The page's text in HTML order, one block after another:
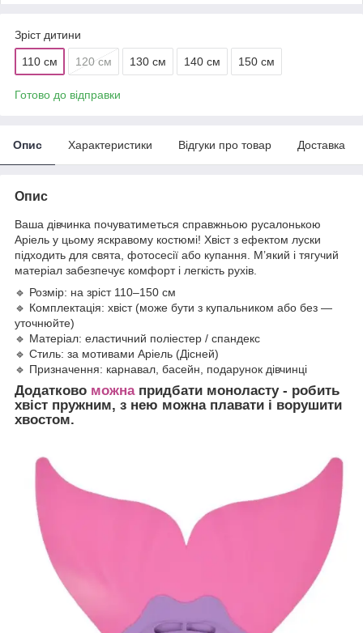
Зріст дитини
110 см 120 см 130 см 140 см 150 см
Готово до відправки
Опис Характеристики Відгуки про товар Доставка
Опис
Ваша дівчинка почуватиметься справжньою русалонькою
Аріель у цьому яскравому костюмі! Хвіст з ефектом луски
підходить для свята, фотосесії або купання. М’який і тягучий
матеріал забезпечує комфорт і легкість рухів.
🔹 Розмір: на зріст 110–150 см
🔹 Комплектація: хвіст (може бути з купальником або без —
уточнюйте)
🔹 Матеріал: еластичний поліестер / спандекс
🔹 Стиль: за мотивами Аріель (Дісней)
🔹 Призначення: карнавал, басейн, подарунок дівчинці
Додатково можна придбати моноласту - робить
хвіст пружним, з нею можна плавати і ворушити
хвостом.